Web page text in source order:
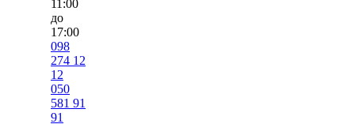
11:00
до
17:00
098
274 12
12
050
581 91
91